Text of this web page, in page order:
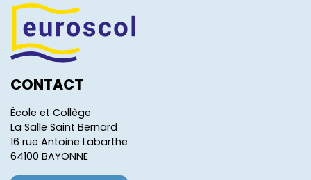
CONTACT
École et Collège
La Salle Saint Bernard
16 rue Antoine Labarthe
64100 BAYONNE